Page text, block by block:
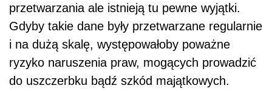
przetwarzania ale istnieją tu pewne wyjątki.
Gdyby takie dane były przetwarzane regularnie
i na dużą skalę, występowałoby poważne
ryzyko naruszenia praw, mogących prowadzić
do uszczerbku bądź szkód majątkowych.